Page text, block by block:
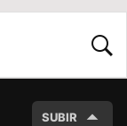
SUBIR